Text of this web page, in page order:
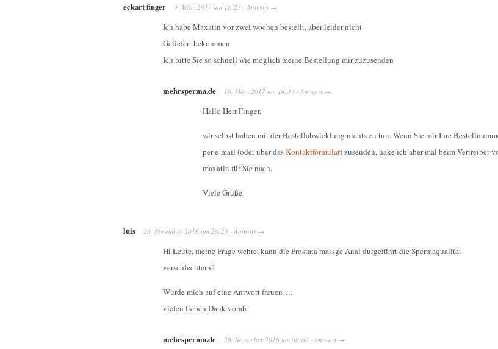
eckart finger 9. März 2017 um 15:27 · Antwort →
Ich habe Maxatin vor zwei wochen bestellt, aber leider nicht
Geliefert bekommen
Ich bitte Sie so schnell wie möglich meine Bestellung mir zuzusenden
mehrsperma.de 10. März 2017 um 14:39 · Antwort →
Hallo Herr Finger,
wir selbst haben mit der Bestellabwicklung nichts zu tun. Wenn Sie mir Ihre
per e-mail (oder über dasKontaktformular) zusenden, hake ich aber mal beim Vertreiber
maxatin für Sie nach.
Viele Grüße
luis 23. November 2016 um 20:23 · Antwort →
Hi Leute, meine Frage wehre, kann die Prostata massge Anal durgeführt die Spermaqualität
verschlechtern?
Würde mich auf eine Antwort freuen….
vielen lieben Dank vorab
mehrsperma.de 26. November 2016 um 00:00 · Antwort →